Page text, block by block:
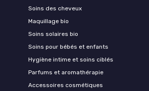
Soins des cheveux
Maquillage bio
Soins solaires bio
Soins pour bébés et enfants
Hygiène intime et soins ciblés
Parfums et aromathérapie
Accessoires cosmétiques